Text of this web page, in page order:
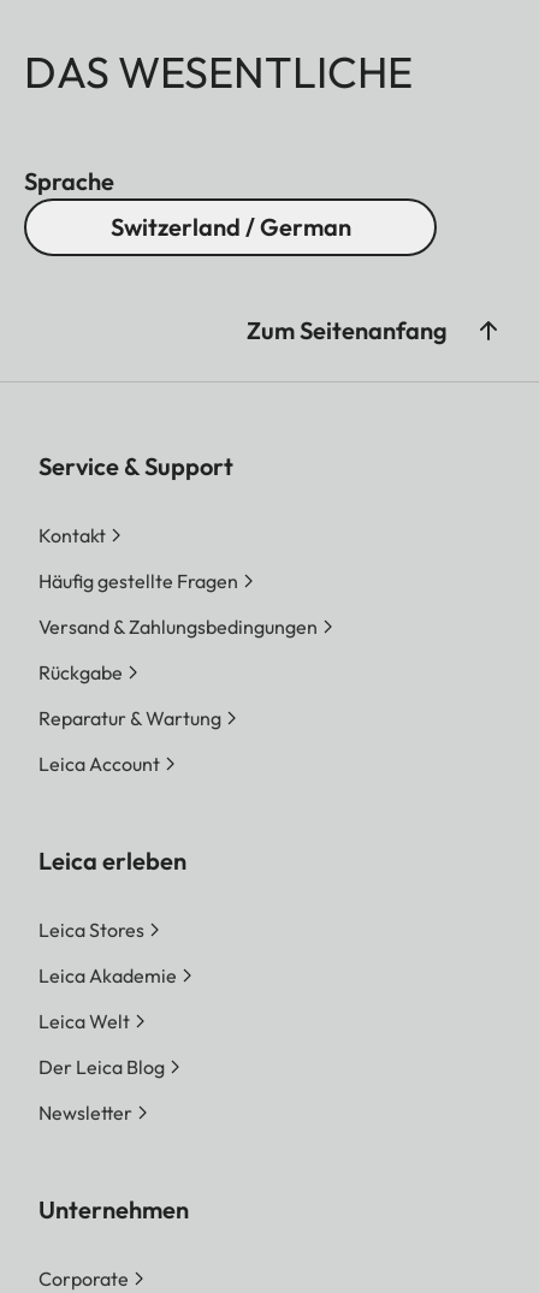
DAS WESENTLICHE
Sprache
Switzerland / German
Zum Seitenanfang
Service & Support
Kontakt
Häufig gestellte Fragen
Versand & Zahlungsbedingungen
Rückgabe
Reparatur & Wartung
Leica Account
Leica erleben
Leica Stores
Leica Akademie
Leica Welt
Der Leica Blog
Newsletter
Unternehmen
Corporate